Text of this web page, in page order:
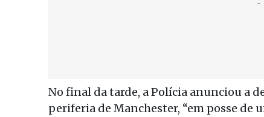
No final da tarde, a Polícia anunciou a
periferia de Manchester, “em posse de